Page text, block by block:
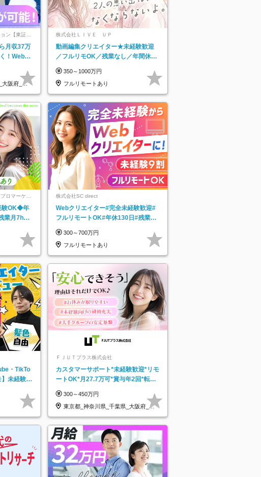
ン【東証プ
グス子会
月収37万
！Web面
大阪府_愛
株式会社ＬＩＶＥ ＵＰ
動画編集クリエイター★未経験歓迎
／フルリモOK／残業なし／年間休日
実で安心
350～1000万円
フルリモートあり
ロマーケッ
験OK◆年
業月7h以
株式会社SC direct
Webクリエイター#完全未経験歓迎#
フルリモートOK#年休130日#残業月
300～700万円
フルリモートあり
・TikTo
未経験O
ＦＪＵＴプラス株式会社
カスタマーサポート*未経験歓迎*リモ
ートOK*月27.7万可*賞与年2回*転勤
300～450万円
東京都_神奈川県_千葉県_大阪府_愛
知県…